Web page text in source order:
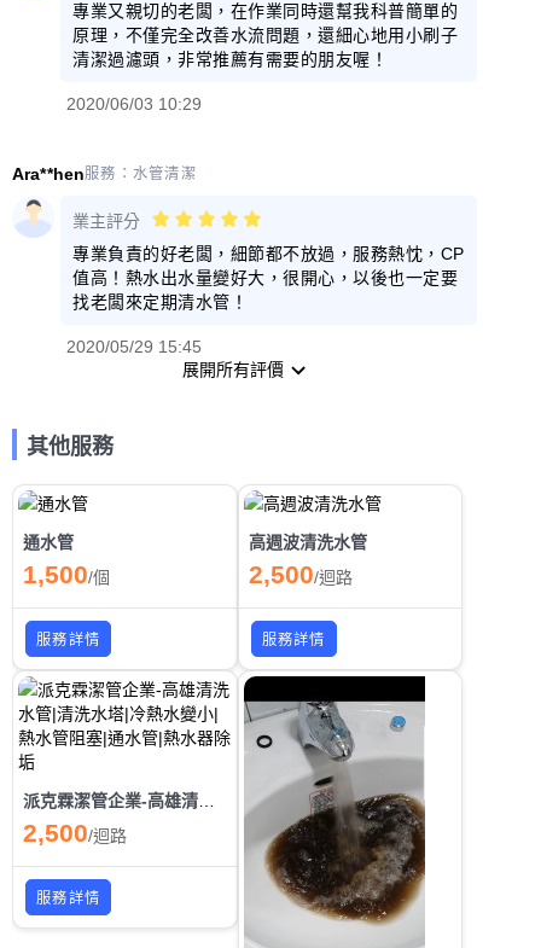
專業又親切的老闆，在作業同時還幫我科普簡單的
原理，不僅完全改善水流問題，還細心地用小刷子
清潔過濾頭，非常推薦有需要的朋友喔！
2020/06/03 10:29
Ara**hen服務： 水管清潔
業主評分
專業負責的好老闆，細節都不放過，服務熱忱，CP
值高！熱水出水量變好大，很開心，以後也一定要
找老闆來定期清水管！
2020/05/29 15:45
展開所有評價
其他服務
通水管
1,500/個
服務詳情
高週波清洗水管
2,500/迴路
服務詳情
派克霖潔管企業-高雄清洗水管|清洗水塔|冷熱水變小|熱水管阻塞|通水管|熱水器除垢
2,500/迴路
服務詳情